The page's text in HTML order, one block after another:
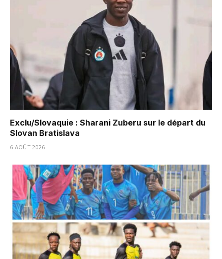
Exclu/Slovaquie : Sharani Zuberu sur le départ du
Slovan Bratislava
6 AOÛT 2026